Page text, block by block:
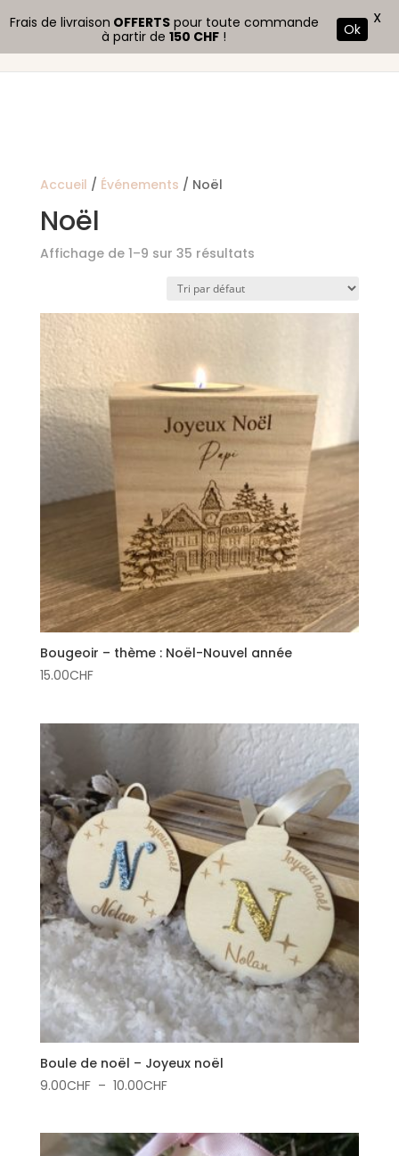
Accueil / Événements / Noël
Noël
Affichage de 1–9 sur 35 résultats
Bougeoir – thème : Noël-Nouvel année
15.00CHF
Boule de noël – Joyeux noël
9.00CHF – 10.00CHFPlage
9.00CHF
Frais de livraison OFFERTSpour toute commande
à partir de 150 CHF ! Ok
X